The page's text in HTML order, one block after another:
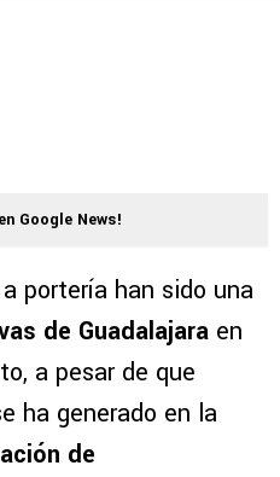
Google News!
portería han sido una
de Guadalajara en
a pesar de que
ha generado en la
de